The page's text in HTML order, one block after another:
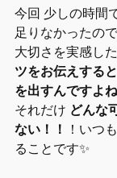
今回 少しの時間
足りなかったの
大切さを実感し
ツをお伝えする
を出すんですよね
それだけ どんな
ない！！ ！いつ
ることです✨